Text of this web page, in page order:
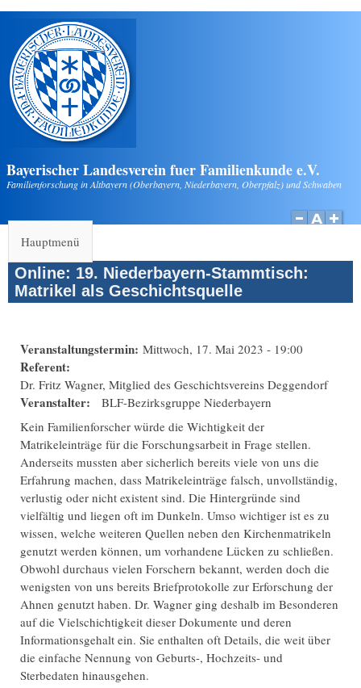
Direkt zum Inhalt
Bayerischer Landesverein fuer Familienkunde e.V.
Familienforschung in Altbayern (Oberbayern, Niederbayern, Oberpfalz) und Schwaben
Hauptmenü
Online: 19. Niederbayern-Stammtisch:
Matrikel als Geschichtsquelle
Veranstaltungstermin: Mittwoch, 17. Mai 2023 - 19:00
Referent:
Dr. Fritz Wagner, Mitglied des Geschichtsvereins Deggendorf
Veranstalter:
BLF-Bezirksgruppe Niederbayern
Kein Familienforscher würde die Wichtigkeit der
Matrikeleinträge für die Forschungsarbeit in Frage stellen.
Anderseits mussten aber sicherlich bereits viele von uns die
Erfahrung machen, dass Matrikeleinträge falsch, unvollständig,
verlustig oder nicht existent sind. Die Hintergründe sind
vielfältig und liegen oft im Dunkeln. Umso wichtiger ist es zu
wissen, welche weiteren Quellen neben den Kirchenmatrikeln
genutzt werden können, um vorhandene Lücken zu schließen.
Obwohl durchaus vielen Forschern bekannt, werden doch die
wenigsten von uns bereits Briefprotokolle zur Erforschung der
Ahnen genutzt haben. Dr. Wagner ging deshalb im Besonderen
auf die Vielschichtigkeit dieser Dokumente und deren
Informationsgehalt ein. Sie enthalten oft Details, die weit über
die einfache Nennung von Geburts-, Hochzeits- und
Sterbedaten hinausgehen.